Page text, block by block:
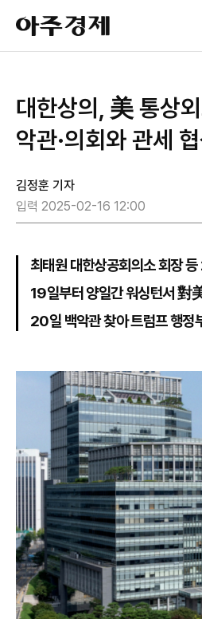
아
주
경
대한상의, 美 통상
악관·의회와 관세
김정훈 기자
입력 2025-02-16 12:00
최태원 대한상공회의소 회장
19일부터 양일간 워싱턴서 對
20일 백악관 찾아 트럼프 행정